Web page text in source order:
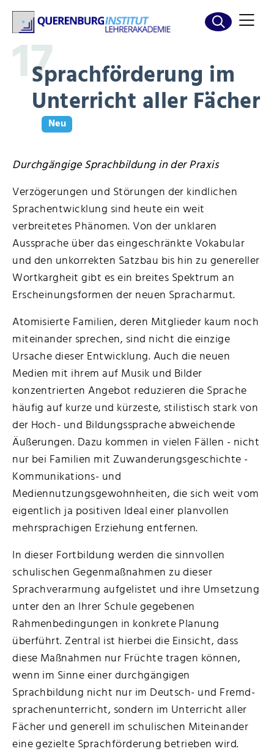
Sprachförderung im
Unterricht aller Fächer
17
Durchgängige Sprachbildung in der Praxis
Verzögerungen und Störungen der kindlichen
Sprachentwicklung sind heute ein weit
verbreitetes Phänomen. Von der unklaren
Aussprache über das eingeschränkte Vokabular
und den unkorrekten Satzbau bis hin zu genereller
Wortkargheit gibt es ein breites Spektrum an
Erscheinungsformen der neuen Spracharmut.
Atomisierte Familien, deren Mitglieder kaum noch
miteinander sprechen, sind nicht die einzige
Ursache dieser Entwicklung. Auch die neuen
Medien mit ihrem auf Musik und Bilder
konzentrierten Angebot reduzieren die Sprache
häufig auf kurze und kürzeste, stilistisch stark von
der Hoch- und Bildungssprache abweichende
Äußerungen. Dazu kommen in vielen Fällen - nicht
nur bei Familien mit Zuwanderungsgeschichte -
Kommunikations- und
Mediennutzungsgewohnheiten, die sich weit vom
eigentlich ja positiven Ideal einer planvollen
mehrsprachigen Erziehung entfernen.
In dieser Fortbildung werden die sinnvollen
schulischen Gegenmaßnahmen zu dieser
Sprachverarmung aufgelistet und ihre Umsetzung
unter den an Ihrer Schule gegebenen
Rahmenbedingungen in konkrete Planung
überführt. Zentral ist hierbei die Einsicht, dass
diese Maßnahmen nur Früchte tragen können,
wenn im Sinne einer durchgängigen
Sprachbildung nicht nur im Deutsch- und Fremd-
sprachenunterricht, sondern im Unterricht aller
Fächer und generell im schulischen Miteinander
eine gezielte Sprachförderung betrieben wird.